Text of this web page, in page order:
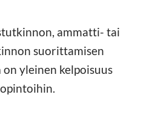
ammatti- tai
suorittamisen
yleinen kelpoisuus